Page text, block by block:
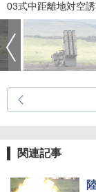
03式中距離地対空
関連記事